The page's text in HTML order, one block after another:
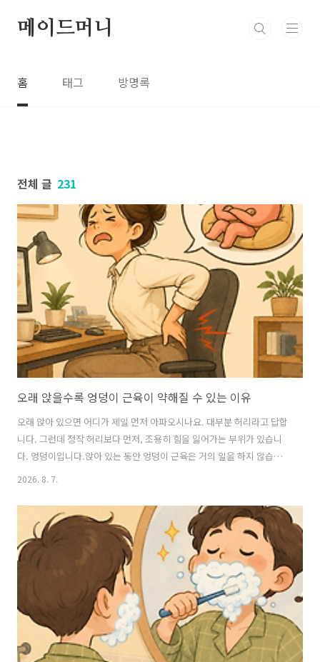
메이드머니
홈 태그 방명록
전체 글 231
오래 앉을수록 엉덩이 근육이 약해질 수 있는 이유
오래 앉아 있으면 어디가 제일 먼저 아파오시나요. 대부분 허리라고 답합
니다. 그런데 정작 허리보다 먼저, 조용히 힘을 잃어가는 부위가 있습니
다. 엉덩이입니다.앉아 있는 동안 엉덩이 근육은 거의 일을 하지 않습니
다. 의자가 체중을 대신 받쳐주기 때문입니다. 그 상태로 하루 8~9시간을
있습니다. 허리 통증의 원인을 허리에서만 찾다가, 진짜 원인은 다른 곳
에 있었던 셈입니다. 👉 저도 이거 하다가 뜨끔했습니다, 결론 먼저 보기
저도 재택근무를 시작하고 몇 달 지났을 때 비슷한 걸 겪었습니다. 계단
을 오르는데 허벅지만 뻐근하고 엉덩이는 아무 느낌이 없었습니다. 처음
엔 그냥 운동 부족이라 여겼는데, 찾아보니 오래 앉아 지내는 사람에게..
2026. 8. 7.